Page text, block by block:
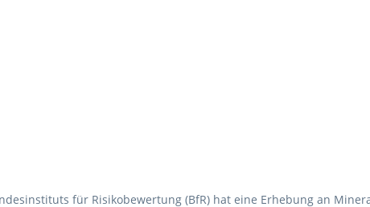
für Risikobewertung (BfR) hat eine Erhebung an